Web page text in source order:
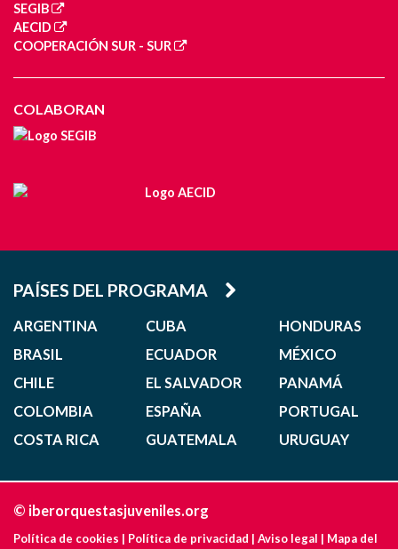
SEGIB
AECID
COOPERACIÓN SUR - SUR
COLABORAN
PAÍSES DEL PROGRAMA
ARGENTINA
BRASIL
CHILE
COLOMBIA
COSTA RICA
CUBA
ECUADOR
EL SALVADOR
ESPAÑA
GUATEMALA
HONDURAS
MÉXICO
PANAMÁ
PORTUGAL
URUGUAY
© iberorquestasjuveniles.org
Política de cookies | Política de privacidad | Aviso legal | Mapa del